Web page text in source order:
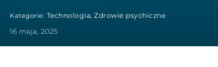
Kategorie: Technologia, Zdrowie psychiczne
16 maja, 2025